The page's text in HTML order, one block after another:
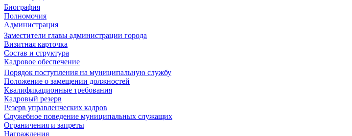
Биография
Полномочия
Администрация
Заместители главы администрации города
Визитная карточка
Состав и структура
Кадровое обеспечение
Порядок поступления на муниципальную службу
Положение о замещении должностей
Квалификационные требования
Кадровый резерв
Резерв управленческих кадров
Служебное поведение муниципальных служащих
Ограничения и запреты
Награждения